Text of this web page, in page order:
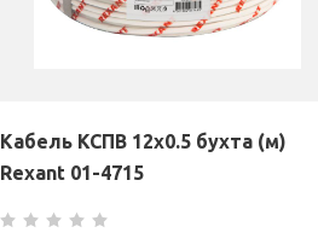
Кабель КСПВ 12х0.5 бухта (м)
Rexant 01-4715